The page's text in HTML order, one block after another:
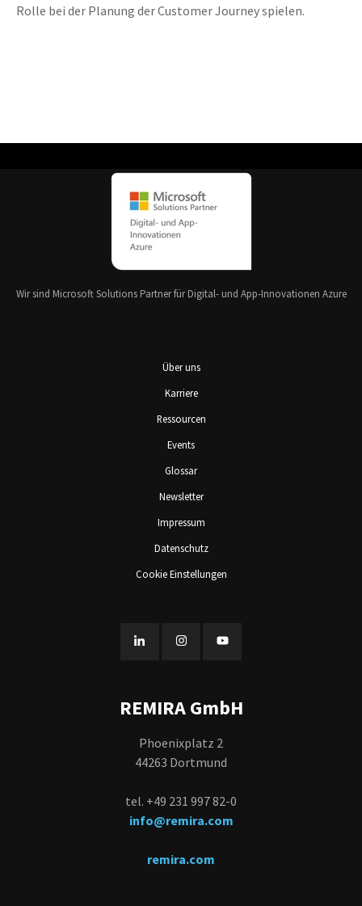
Rolle bei der Planung der Customer Journey spielen.
Wir sind Microsoft Solutions Partner für Digital- und App-Innovationen Azure
Über uns
Karriere
Ressourcen
Events
Glossar
Newsletter
Impressum
Datenschutz
Cookie Einstellungen
REMIRA GmbH
Phoenixplatz 2
44263 Dortmund
tel. +49 231 997 82-0
info@remira.com
remira.com